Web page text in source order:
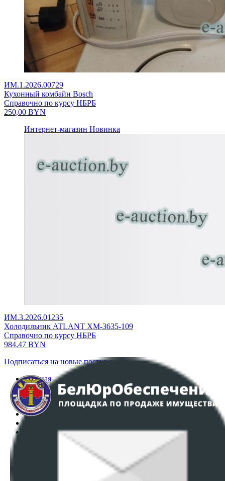
ИМ.1.2026.00729
Кухонный комбайн Bosch
Справочно по курсу НБРБ
250,00 BYN
Интернет-магазин Новинка
ИМ.3.2026.01235
Холодильник ATLANT ХМ-3635-109
Справочно по курсу НБРБ
984,47 BYN
Подписаться на новые поступления
Главная
Аукционы
Интернет-магазин
Регламент организации и проведения торгов
Политика в отношении обработки персональных
ПОЛОЖЕНИЕ О ПОЛИТИКЕ ОБРАБОТКИ COOKIE-
Настройки cookie-файлов